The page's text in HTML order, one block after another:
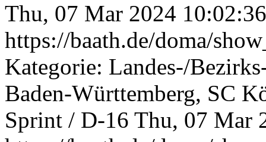
Thu, 07 Mar 2024
https://baath.de/doma/
Kategorie: Landes-/
Baden-Württemberg, SC
Sprint / D-16 Thu, 07 Mar